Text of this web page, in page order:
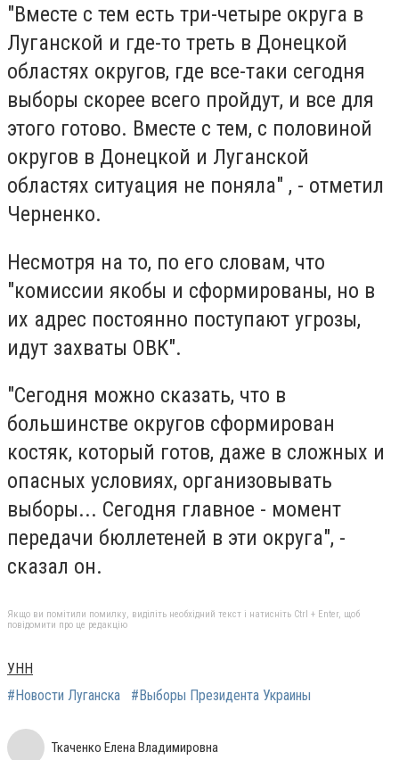
"Вместе с тем есть три-четыре округа в
Луганской и где-то треть в Донецкой
областях округов, где все-таки сегодня
выборы скорее всего пройдут, и все для
этого готово. Вместе с тем, с половиной
округов в Донецкой и Луганской
областях ситуация не поняла" , - отметил
Черненко.
Несмотря на то, по его словам, что
"комиссии якобы и сформированы, но в
их адрес постоянно поступают угрозы,
идут захваты ОВК".
"Сегодня можно сказать, что в
большинстве округов сформирован
костяк, который готов, даже в сложных и
опасных условиях, организовывать
выборы... Сегодня главное - момент
передачи бюллетеней в эти округа", -
сказал он.
Якщо ви помітили помилку, виділіть необхідний текст і натисніть Ctrl + Enter, щоб
повідомити про це редакцію
УНН
#Новости Луганска
#Выборы Президента Украины
Ткаченко Елена Владимировна